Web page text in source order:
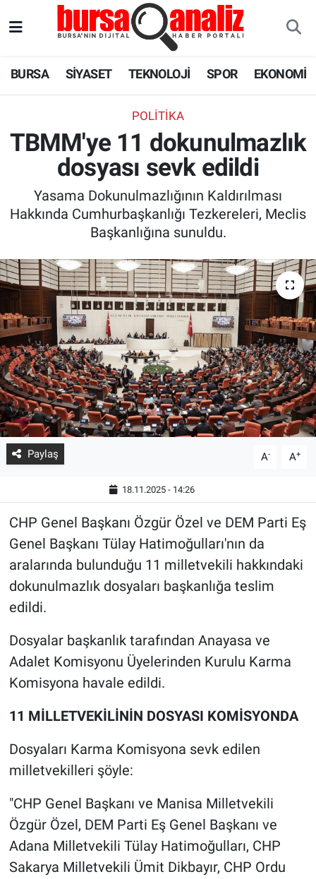
BURSA SİYASET TEKNOLOJİ SPOR EKONOMİ
POLITIKA
TBMM'ye 11 dokunulmazlık
dosyası sevk edildi
Yasama Dokunulmazlığının Kaldırılması
Hakkında Cumhurbaşkanlığı Tezkereleri, Meclis
Başkanlığına sunuldu.
Paylaş A- A+
18.11.2025 - 14:26
CHP Genel Başkanı Özgür Özel ve DEM Parti Eş
Genel Başkanı Tülay Hatimoğulları'nın da
aralarında bulunduğu 11 milletvekili hakkındaki
dokunulmazlık dosyaları başkanlığa teslim
edildi.
Dosyalar başkanlık tarafından Anayasa ve
Adalet Komisyonu Üyelerinden Kurulu Karma
Komisyona havale edildi.
11 MİLLETVEKİLİNİN DOSYASI KOMİSYONDA
Dosyaları Karma Komisyona sevk edilen
milletvekilleri şöyle:
"CHP Genel Başkanı ve Manisa Milletvekili
Özgür Özel, DEM Parti Eş Genel Başkanı ve
Adana Milletvekili Tülay Hatimoğulları, CHP
Sakarya Milletvekili Ümit Dikbayır, CHP Ordu
SPOR
EKONOMİ
ASTROLOJİ
BLOG
Süper Lig Puan Durumu ve Fikstür
Tüm Manşetler
Son Dakika Haberleri
Haber Arşivi